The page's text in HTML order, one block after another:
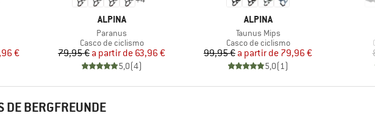
€
MARCA
ALPINA
Artículo
Paranus
Product group
Casco de ciclismo
Precio
79,95 € Precio reducido
a partir de 63,96 €
5,0(4)
MARCA
ALPINA
Artículo
Taunus Mips
Product group
Casco de ciclismo
Precio
99,95 € Precio reducido
a partir de 79,96 €
5,0(1)
DE BERGFREUNDE